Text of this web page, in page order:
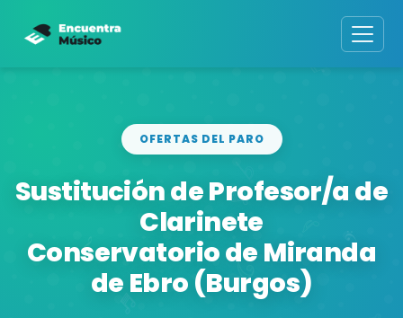
OFERTAS DEL PARO
Sustitución de Profesor/a de
Clarinete
Conservatorio de Miranda
de Ebro (Burgos)